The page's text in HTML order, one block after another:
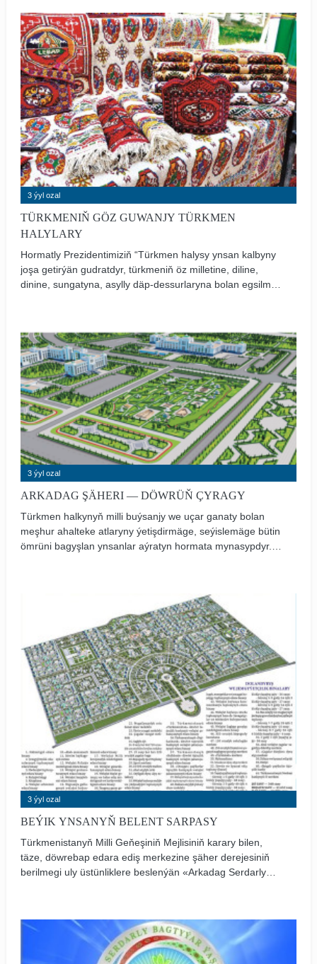
guwanç, buýsanç duýgularyny döretdi. «Arkadag Serdarly
bagtyýar ýaşlar» ýylynyň joşgunly dabaralary häzirki
wagtda ýurdumyzda giň gerime eýe bolýar.
3 ýyl ozal
TÜRKMENIŇ GÖZ GUWANJY TÜRKMEN
HALYLARY
Hormatly Prezidentimiziň “Türkmen halysy ynsan kalbyny
joşa getirýän gudratdyr, türkmeniň öz milletine, diline,
dinine, sungatyna, asylly däp-dessurlaryna bolan egsilmez
häsiýetleri, milli aýratynlyklary jemlenendir” diýip belleýşi
ýaly halkymyzyň milli gymmatlyklarynyň biri bolan
halylarymyz türkmen halkynyň göz guwanjy.
3 ýyl ozal
ARKADAG ŞÄHERI — DÖWRÜŇ ÇYRAGY
Türkmen halkynyň milli buýsanjy we uçar ganaty bolan
meşhur ahalteke atlaryny ýetişdirmäge, seýislemäge bütin
ömrüni bagyşlan ynsanlar aýratyn hormata mynasypdyr.
ýerdäki Halkara atçylyk ýokary okuw mekdebiniň «Aba
Annaýew adyndaky Halkara atçylyk akademiýasy» diýlip
atlandyrylmagy türkmen halkyny diýseň begendirdi.
3 ýyl ozal
BEÝIK YNSANYŇ BELENT SARPASY
Türkmenistanyň Milli Geňeşiniň Mejlisiniň karary bilen,
täze, döwrebap edara ediş merkezine şäher derejesiniň
berilmegi uly üstünliklere beslenýän «Arkadag Serdarly
saglygy goraýyş, medeniýet edaralaryna we sungat
binasyna türkmen halkynyň görnükli şahsyýetleriniň
atlarynyň dakylmagy uly buýsanç duýgularyny döretdi.